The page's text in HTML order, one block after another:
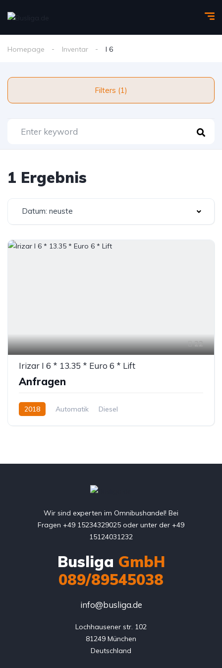
Homepage Inventar I 6
Filters (1)
1 Ergebnis
Datum: neuste
22
Irizar I 6 * 13.35 * Euro 6 * Lift
Anfragen
2018 Automatik Diesel
Wir sind experten im Omnibushandel! Bei
Fragen +49 15234329025 oder unter der +49
15124031232
Busliga GmbH
089/89545038
info@busliga.de
Lochhausener str. 102
81249 München
Deutschland